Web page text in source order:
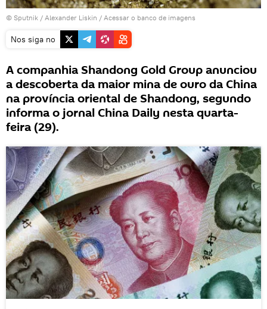
© Sputnik / Alexander Liskin / Acessar o banco de imagens
Nos siga no
A companhia Shandong Gold Group anunciou
a descoberta da maior mina de ouro da China
na província oriental de Shandong, segundo
informa o jornal China Daily nesta quarta-
feira (29).